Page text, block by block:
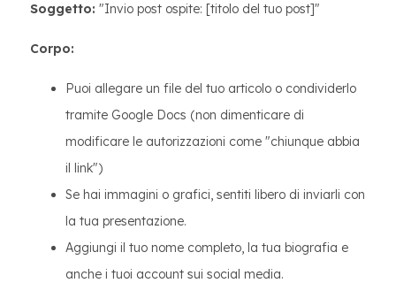
Soggetto: "Invio post ospite: [titolo del tuo post]"
Corpo:
Puoi allegare un file del tuo articolo o condividerlo
tramite Google Docs (non dimenticare di
modificare le autorizzazioni come "chiunque abbia
il link")
Se hai immagini o grafici, sentiti libero di inviarli con
la tua presentazione.
Aggiungi il tuo nome completo, la tua biografia e
anche i tuoi account sui social media.